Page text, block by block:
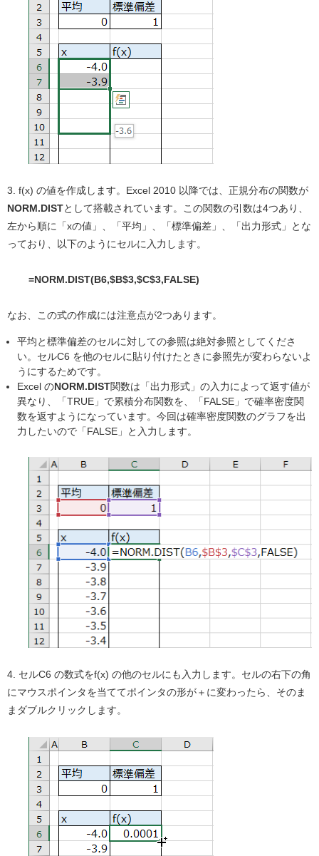
3. f(x) の値を作成します。Excel 2010 以降では、正規分布の関数が
NORM.DISTとして搭載されています。この関数の引数は4つあり、
左から順に「xの値」、「平均」、「標準偏差」、「出力形式」とな
っており、以下のようにセルに入力します。
=NORM.DIST(B6,$B$3,$C$3,FALSE)
なお、この式の作成には注意点が2つあります。
平均と標準偏差のセルに対しての参照は絶対参照としてくださ
い。セルC6 を他のセルに貼り付けたときに参照先が変わらないよ
うにするためです。
Excel のNORM.DIST関数は「出力形式」の入力によって返す値が
異なり、「TRUE」で累積分布関数を、「FALSE」で確率密度関
数を返すようになっています。今回は確率密度関数のグラフを出
力したいので「FALSE」と入力します。
4. セルC6 の数式をf(x) の他のセルにも入力します。セルの右下の角
にマウスポインタを当ててポインタの形が＋に変わったら、そのま
まダブルクリックします。